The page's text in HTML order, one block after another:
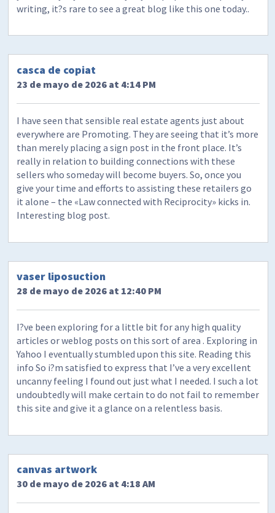
writing, it?s rare to see a great blog like this one today..
casca de copiat
23 de mayo de 2026 at 4:14 PM
I have seen that sensible real estate agents just about
everywhere are Promoting. They are seeing that it’s more
than merely placing a sign post in the front place. It’s
really in relation to building connections with these
sellers who someday will become buyers. So, once you
give your time and efforts to assisting these retailers go
it alone – the «Law connected with Reciprocity» kicks in.
Interesting blog post.
vaser liposuction
28 de mayo de 2026 at 12:40 PM
I?ve been exploring for a little bit for any high quality
articles or weblog posts on this sort of area . Exploring in
Yahoo I eventually stumbled upon this site. Reading this
info So i?m satisfied to express that I’ve a very excellent
uncanny feeling I found out just what I needed. I such a lot
undoubtedly will make certain to do not fail to remember
this site and give it a glance on a relentless basis.
canvas artwork
30 de mayo de 2026 at 4:18 AM